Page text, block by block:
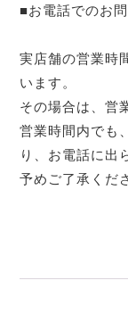
■お電話でのお
実店舗の営業時
います。
その場合は、営
営業時間内でも
り、お電話に出
予めご了承くだ